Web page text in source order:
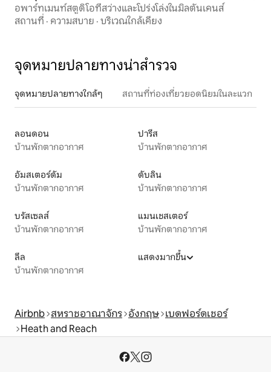
อพาร์ทเมนท์สตูดิโอที่สว่างและโปร่งโล่งในมิลตันเคนส์
สถานที่ · ความสบาย · บริเวณใกล้เคียง
จุดหมายปลายทางน่าสำรวจ
จุดหมายปลายทางใกล้ๆ สถานที่ท่องเที่ยวยอดนิยมในละแวก
ลอนดอน
บ้านพักตากอากาศ
ปารีส
บ้านพักตากอากาศ
อัมสเตอร์ดัม
บ้านพักตากอากาศ
ดับลิน
บ้านพักตากอากาศ
บรัสเซลส์
บ้านพักตากอากาศ
แมนเชสเตอร์
บ้านพักตากอากาศ
ลีล
บ้านพักตากอากาศ
แสดงมากขึ้น
Airbnb สหราชอาณาจักร อังกฤษ เบดฟอร์ดเชอร์
Heath and Reach